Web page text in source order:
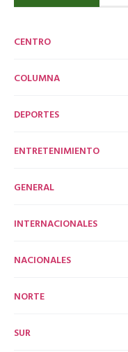
CENTRO
COLUMNA
DEPORTES
ENTRETENIMIENTO
GENERAL
INTERNACIONALES
NACIONALES
NORTE
SUR